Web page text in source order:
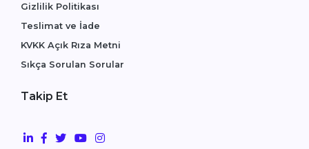
Gizlilik Politikası
Teslimat ve İade
KVKK Açık Rıza Metni
Sıkça Sorulan Sorular
Takip Et